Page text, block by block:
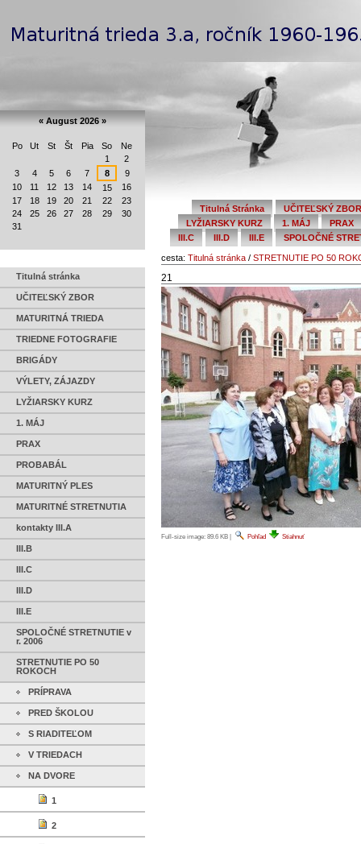
Titulná Stránka
UČITEĽSKÝ ZBOR
LYŽIARSKY KURZ
1. MÁJ
PRAX
III.C
III.D III.E SPOLOČNÉ
cesta: Titulná stránka / STRETNUTIE PO 50
21
Full-size image: 89.6 KB | Pohľad Stiahnuť
«August 2026»
Po Ut St Št Pia So
Ne
1
2
3
4 5 6 7 8
9
10
11 12 13 14 15
16
17
18 19 20 21 22
23
24
25 26 27 28 29
30
31
Titulná stránka
UČITEĽSKÝ ZBOR
MATURITNÁ TRIEDA
TRIEDNE FOTOGRAFIE
BRIGÁDY
VÝLETY, ZÁJAZDY
LYŽIARSKY KURZ
1. MÁJ
PRAX
PROBABÁL
MATURITNÝ PLES
MATURITNÉ STRETNUTIA
kontakty III.A
III.B
III.C
III.D
III.E
SPOLOČNÉ STRETNUTIE v
r. 2006
STRETNUTIE PO 50
ROKOCH
PRÍPRAVA
PRED ŠKOLOU
S RIADITEĽOM
V TRIEDACH
NA DVORE
1
2